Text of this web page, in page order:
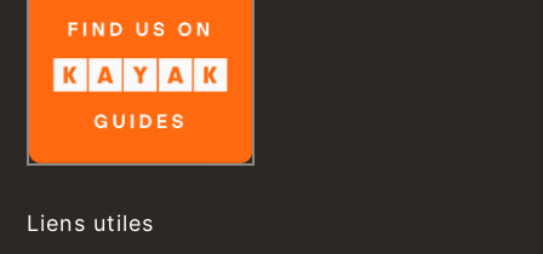
Liens utiles